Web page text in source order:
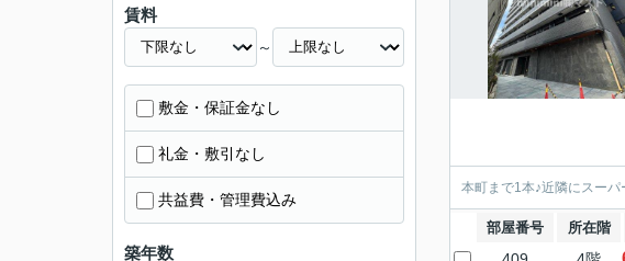
本町まで1本♪近隣にスー
部屋番号 所在階
賃料
～
敷金・保証金なし
礼金・敷引なし
共益費・管理費込み
築年数